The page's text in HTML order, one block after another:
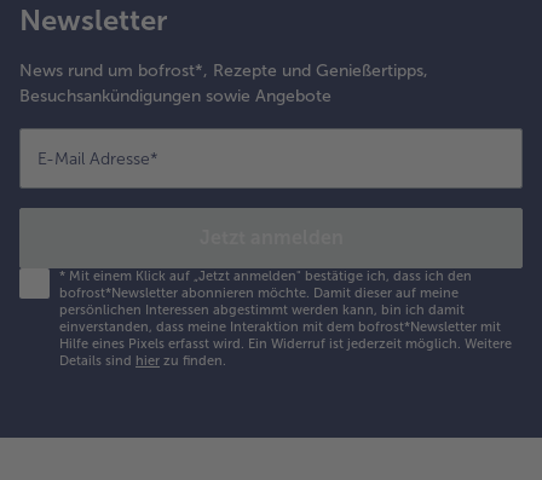
Teller
Newsletter
News rund um bofrost*, Rezepte und Genießertipps,
Besuchsankündigungen sowie Angebote
E-Mail Adresse*
* Mit einem Klick auf „Jetzt anmelden" bestätige ich, dass ich den
bofrost*Newsletter abonnieren möchte. Damit dieser auf meine
persönlichen Interessen abgestimmt werden kann, bin ich damit
einverstanden, dass meine Interaktion mit dem bofrost*Newsletter mit
Hilfe eines Pixels erfasst wird. Ein Widerruf ist jederzeit möglich. Weitere
Details sind hier zu finden.